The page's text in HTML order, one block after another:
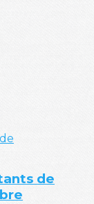
de